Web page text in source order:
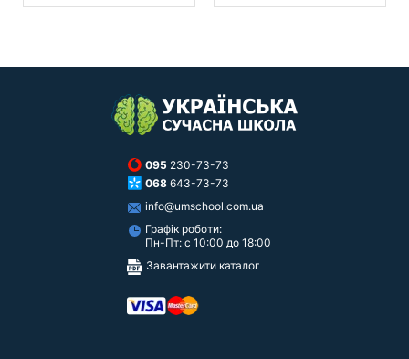
095 230-73-73
068 643-73-73
info@umschool.com.ua
Графік роботи:
Пн-Пт: с 10:00 до 18:00
Завантажити каталог